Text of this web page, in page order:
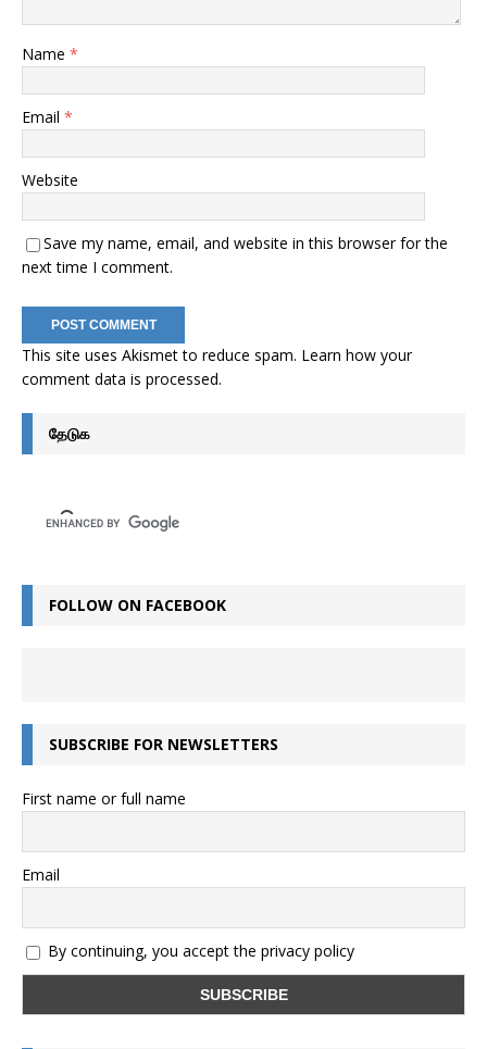
Name *
Email *
Website
Save my name, email, and website in this browser for the
next time I comment.
This site uses Akismet to reduce spam. Learn how your
comment data is processed.
தேடுக
FOLLOW ON FACEBOOK
SUBSCRIBE FOR NEWSLETTERS
First name or full name
Email
By continuing, you accept the privacy policy